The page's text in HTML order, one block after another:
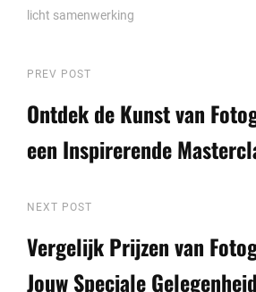
licht samenwerking
Berichtnavigatie
Previous
Post
PREV POST
Ontdek de Kunst van
een Inspirerende
Next
Post
NEXT POST
Vergelijk Prijzen van
Jouw Speciale Gelegenheid